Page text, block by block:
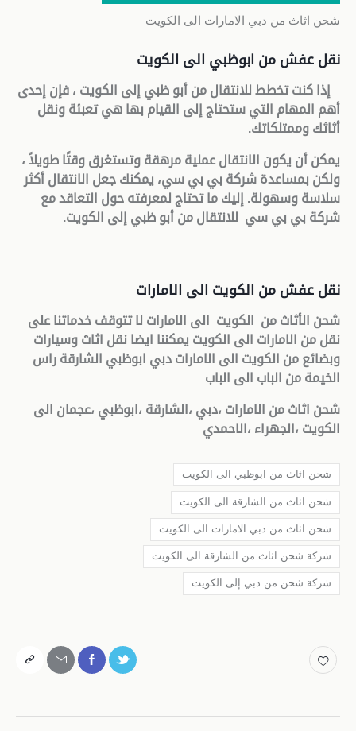
شحن اثاث من دبي الامارات الى الكويت
نقل عفش من ابوظبي الى الكويت
إذا كنت تخطط للانتقال من أبو ظبي إلى الكويت ، فإن إحدى
أهم المهام التي ستحتاج إلى القيام بها هي تعبئة ونقل
أثاثك وممتلكاتك.
يمكن أن يكون الانتقال عملية مرهقة وتستغرق وقتًا طويلاً ،
ولكن بمساعدة شركة بي بي سي، يمكنك جعل الانتقال أكثر
سلاسة وسهولة. إليك ما تحتاج لمعرفته حول التعاقد مع
شركة بي بي سي للانتقال من أبو ظبي إلى الكويت.
نقل عفش من الكويت الى الامارات
شحن الأثاث من الكويت الى الامارات لا تتوقف خدماتنا على
نقل من الامارات الى الكويت يمكننا ايضا نقل اثاث وسيارات
وبضائع من الكويت الى الامارات دبي ابوظبي الشارقة راس
الخيمة من الباب الى الباب
شحن اثاث من الامارات ،دبي ،الشارقة ،ابوظبي ،عجمان الى
الكويت ،الجهراء ،الاحمدي
شحن اثاث من ابوظبي الى الكويت
شحن اثاث من الشارقة الى الكويت
شحن اثاث من دبي الامارات الى الكويت
شركة شحن اثاث من الشارقة الى الكويت
شركة شحن من دبي إلى الكويت